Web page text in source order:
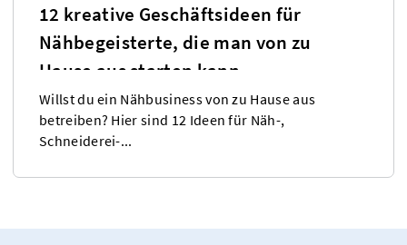
12 kreative Geschäftsideen für
Nähbegeisterte, die man von zu
Hause aus starten kann
Willst du ein Nähbusiness von zu Hause aus
betreiben? Hier sind 12 Ideen für Näh-,
Schneiderei-...